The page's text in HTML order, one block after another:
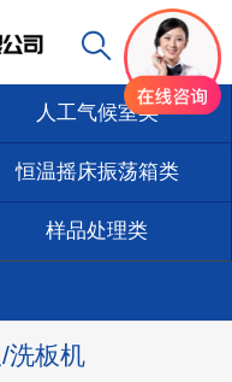
人工气候室类
恒温摇床振荡箱类
样品处理类
洗板机